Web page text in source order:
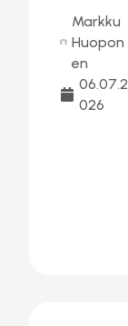
Markku
Huopon
en
06.07.2
026